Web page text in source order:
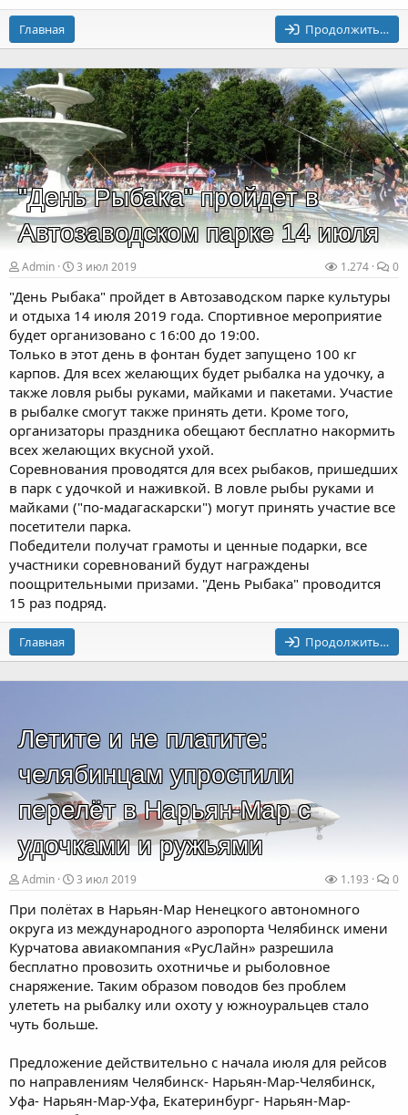
Главная Продолжить…
"День Рыбака" пройдет в
Автозаводском парке 14 июля
Admin 3 июл 2019 1.274 0
"День Рыбака" пройдет в Автозаводском парке культуры
и отдыха 14 июля 2019 года. Спортивное мероприятие
будет организовано с 16:00 до 19:00.
Только в этот день в фонтан будет запущено 100 кг
карпов. Для всех желающих будет рыбалка на удочку, а
также ловля рыбы руками, майками и пакетами. Участие
в рыбалке смогут также принять дети. Кроме того,
организаторы праздника обещают бесплатно накормить
всех желающих вкусной ухой.
Соревнования проводятся для всех рыбаков, пришедших
в парк с удочкой и наживкой. В ловле рыбы руками и
майками ("по-мадагаскарски") могут принять участие все
посетители парка.
Победители получат грамоты и ценные подарки, все
участники соревнований будут награждены
поощрительными призами. "День Рыбака" проводится
15 раз подряд.
Главная Продолжить…
Летите и не платите:
челябинцам упростили
перелёт в Нарьян-Мар с
удочками и ружьями
Admin 3 июл 2019 1.193 0
При полётах в Нарьян-Мар Ненецкого автономного
округа из международного аэропорта Челябинск имени
Курчатова авиакомпания «РусЛайн» разрешила
бесплатно провозить охотничье и рыболовное
снаряжение. Таким образом поводов без проблем
улететь на рыбалку или охоту у южноуральцев стало
чуть больше.
Предложение действительно с начала июля для рейсов
по направлениям Челябинск- Нарьян-Мар-Челябинск,
Уфа- Нарьян-Мар-Уфа, Екатеринбург- Нарьян-Мар-